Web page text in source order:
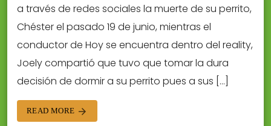
a través de redes sociales la muerte de su perrito,
Chéster el pasado 19 de junio, mientras el
conductor de Hoy se encuentra dentro del reality,
Joely compartió que tuvo que tomar la dura
decisión de dormir a su perrito pues a sus […]
READ MORE arrow_forward